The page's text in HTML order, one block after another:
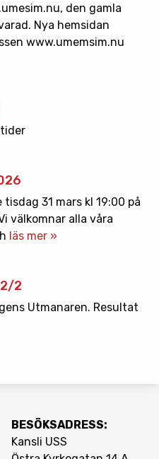
den gamla
Nya hemsidan
www.umemsim.nu
31 mars kl 19:00 på
välkomnar alla våra
läs mer »
2
Utmanaren. Resultat
BESÖKSADRESS:
Kansli USS